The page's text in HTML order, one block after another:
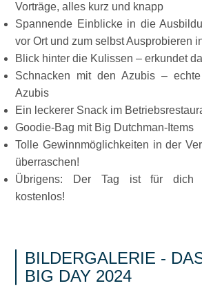
Vorträge, alles kurz und knapp
Spannende Einblicke in die
vor Ort und zum selbst Ausprobieren
Blick hinter die Kulissen – erkundet
Schnacken mit den Azubis –
Azubis
Ein leckerer Snack im
Goodie-Bag mit Big Dutchman-Items
Tolle Gewinnmöglichkeiten in der
überraschen!
Übrigens: Der Tag ist für dich
kostenlos!
BILDERGALERIE -
BIG DAY 2024